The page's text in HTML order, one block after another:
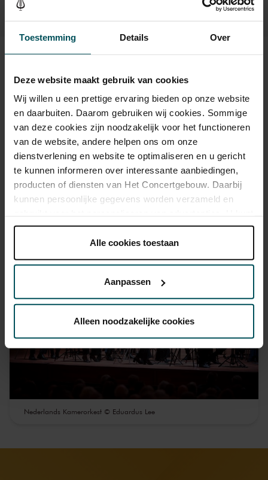
Toestemming Details Over
Deze website maakt gebruik van cookies
Wij willen u een prettige ervaring bieden op onze website
en daarbuiten. Daarom gebruiken wij cookies. Sommige
van deze cookies zijn noodzakelijk voor het functioneren
van de website, andere helpen ons om onze
dienstverlening en website te optimaliseren en u gericht
te kunnen informeren over interessante aanbiedingen,
producten of diensten van Het Concertgebouw. Daarbij
kunnen persoonlijke gegevens worden verzameld en
onder 'aanpassen' zelf welke cookies wij mogen
Lees onze cookieverklaring hier. Lees onze
Via decookieverklaringop onze website kunt u uw
We werken samen met 32 derden die uw gegevens
kunnen ontvangen en verwerken.
Alle cookies toestaan
Aanpassen
Alleen noodzakelijke cookies
Nederlands Kamerorkest © Eduardus Lee